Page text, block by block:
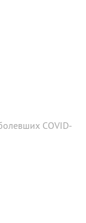
COVID-